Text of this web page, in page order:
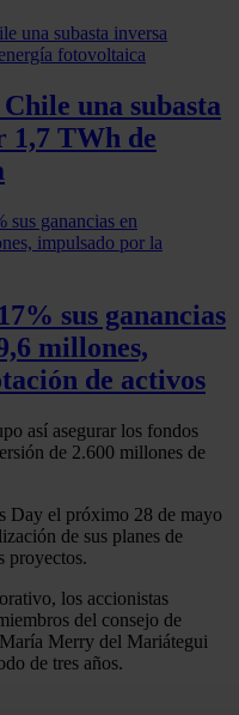
una subasta
1,7 TWh de
sus ganancias
millones,
de activos
así asegurar los fondos
de 2.600 millones de
Day el próximo 28 de mayo
de sus planes de
proyectos.
los accionistas
del consejo de
Merry del Mariátegui
de tres años.